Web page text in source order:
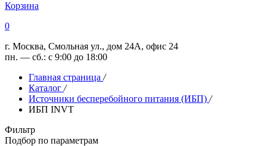
Корзина
0
г. Москва, Смольная ул., дом 24А, офис 24
пн. — сб.: с 9:00 до 18:00
Главная страница /
Каталог /
Источники бесперебойного питания (ИБП) /
ИБП INVT
Фильтр
Подбор по параметрам